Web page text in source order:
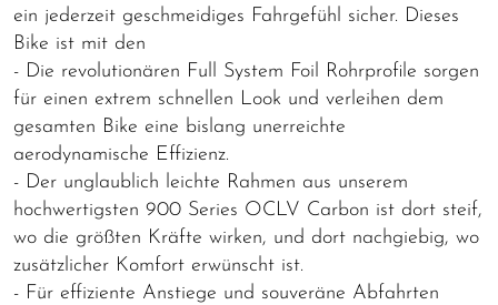
ein jederzeit geschmeidiges Fahrgefühl sicher. Dieses
Bike ist mit den
- Die revolutionären Full System Foil Rohrprofile sorgen
für einen extrem schnellen Look und verleihen dem
gesamten Bike eine bislang unerreichte
aerodynamische Effizienz.
- Der unglaublich leichte Rahmen aus unserem
hochwertigsten 900 Series OCLV Carbon ist dort steif,
wo die größten Kräfte wirken, und dort nachgiebig, wo
zusätzlicher Komfort erwünscht ist.
- Für effiziente Anstiege und souveräne Abfahrten